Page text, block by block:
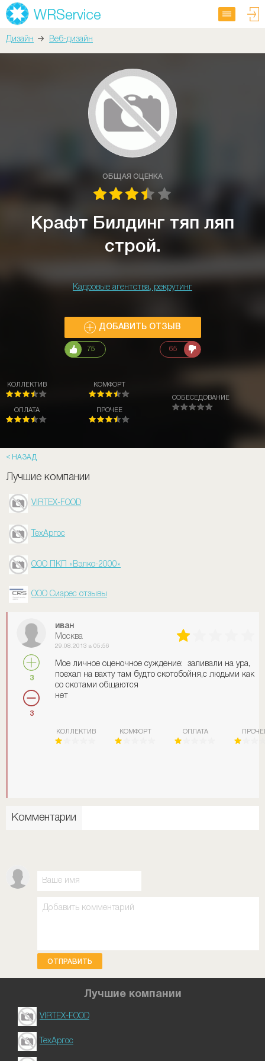
Дизайн Веб-дизайн
ОБЩАЯ ОЦЕНКА
Крафт Билдинг тяп ляп
строй.
Кадровые агентства, рекрутинг
ДОБАВИТЬ ОТЗЫВ
75 65
КОЛЛЕКТИВ
ОПЛАТА
КОМФОРТ
ПРОЧЕЕ
СОБЕСЕДОВАНИЕ
НАЗАД
Лучшие компании
VIRTEX-FOOD
ТехАргос
ООО ПКП «Вэлко-2000»
ООО Сиарес отзывы
3
3
иван
Москва
29.08.2013 в 05:56
Мое личное оценочное суждение: заливали на ура,
поехал на вахту там будто скотобойня,с людьми как
со скотами общаются
нет
КОЛЛЕКТИВ КОМФОРТ ОПЛАТА
Комментарии
ОТПРАВИТЬ
Лучшие компании
VIRTEX-FOOD
ТехАргос